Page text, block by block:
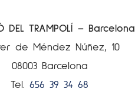
DEL TRAMPOLÍ – Barcelona
de Méndez Núñez, 10
08003 Barcelona
Tel.656 39 34 68